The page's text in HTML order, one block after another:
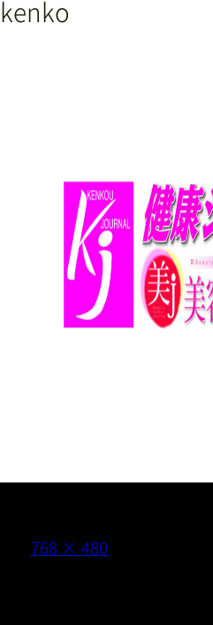
コース
店舗情報・
スタッ
（電話受付時間
kenko
フ
ル
768 × 480